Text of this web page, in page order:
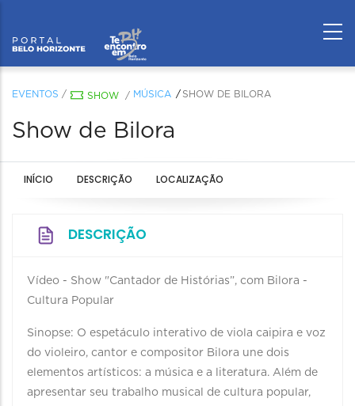
EVENTOS / SHOW / MÚSICA SHOW DE BILORA
Show de Bilora
INÍCIO DESCRIÇÃO LOCALIZAÇÃO
DESCRIÇÃO
Vídeo - Show "Cantador de Histórias”, com Bilora -
Cultura Popular
Sinopse: O espetáculo interativo de viola caipira e voz
do violeiro, cantor e compositor Bilora une dois
elementos artísticos: a música e a literatura. Além de
apresentar seu trabalho musical de cultura popular,